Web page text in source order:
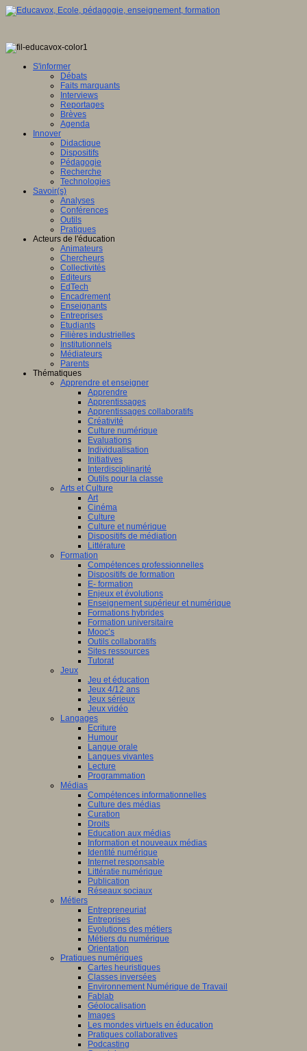
S'informer
Débats
Faits marquants
Interviews
Reportages
Brèves
Agenda
Innover
Didactique
Dispositifs
Pédagogie
Recherche
Technologies
Savoir(s)
Analyses
Conférences
Outils
Pratiques
Acteurs de l'éducation
Animateurs
Chercheurs
Collectivités
Editeurs
EdTech
Encadrement
Enseignants
Entreprises
Etudiants
Filières industrielles
Institutionnels
Médiateurs
Parents
Thématiques
Apprendre et enseigner
Apprendre
Apprentissages
Apprentissages collaboratifs
Créativité
Culture numérique
Evaluations
Individualisation
Initiatives
Interdisciplinarité
Outils pour la classe
Arts et Culture
Art
Cinéma
Culture
Culture et numérique
Dispositifs de médiation
Littérature
Formation
Compétences professionnelles
Dispositifs de formation
E- formation
Enjeux et évolutions
Enseignement supérieur et numérique
Formations hybrides
Formation universitaire
Mooc’s
Outils collaboratifs
Sites ressources
Tutorat
Jeux
Jeu et éducation
Jeux 4/12 ans
Jeux sérieux
Jeux vidéo
Langages
Ecriture
Humour
Langue orale
Langues vivantes
Lecture
Programmation
Médias
Compétences informationnelles
Culture des médias
Curation
Droits
Education aux médias
Information et nouveaux médias
Identité numérique
Internet responsable
Littératie numérique
Publication
Réseaux sociaux
Métiers
Entrepreneuriat
Entreprises
Evolutions des métiers
Métiers du numérique
Orientation
Pratiques numériques
Cartes heuristiques
Classes inversées
Environnement Numérique de Travail
Fablab
Géolocalisation
Images
Les mondes virtuels en éducation
Pratiques collaboratives
Podcasting